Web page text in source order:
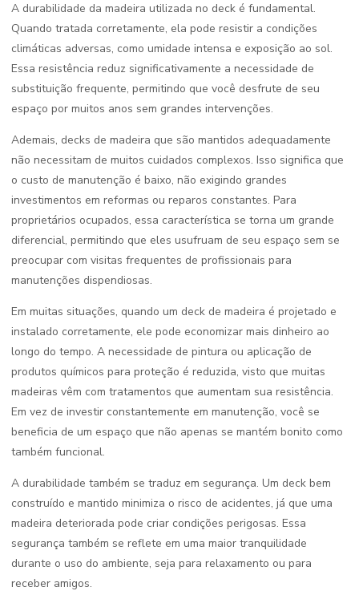
A durabilidade da madeira utilizada no deck é fundamental.
Quando tratada corretamente, ela pode resistir a condições
climáticas adversas, como umidade intensa e exposição ao sol.
Essa resistência reduz significativamente a necessidade de
substituição frequente, permitindo que você desfrute de seu
espaço por muitos anos sem grandes intervenções.
Ademais, decks de madeira que são mantidos adequadamente
não necessitam de muitos cuidados complexos. Isso significa que
o custo de manutenção é baixo, não exigindo grandes
investimentos em reformas ou reparos constantes. Para
proprietários ocupados, essa característica se torna um grande
diferencial, permitindo que eles usufruam de seu espaço sem se
preocupar com visitas frequentes de profissionais para
manutenções dispendiosas.
Em muitas situações, quando um deck de madeira é projetado e
instalado corretamente, ele pode economizar mais dinheiro ao
longo do tempo. A necessidade de pintura ou aplicação de
produtos químicos para proteção é reduzida, visto que muitas
madeiras vêm com tratamentos que aumentam sua resistência.
Em vez de investir constantemente em manutenção, você se
beneficia de um espaço que não apenas se mantém bonito como
também funcional.
A durabilidade também se traduz em segurança. Um deck bem
construído e mantido minimiza o risco de acidentes, já que uma
madeira deteriorada pode criar condições perigosas. Essa
segurança também se reflete em uma maior tranquilidade
durante o uso do ambiente, seja para relaxamento ou para
receber amigos.